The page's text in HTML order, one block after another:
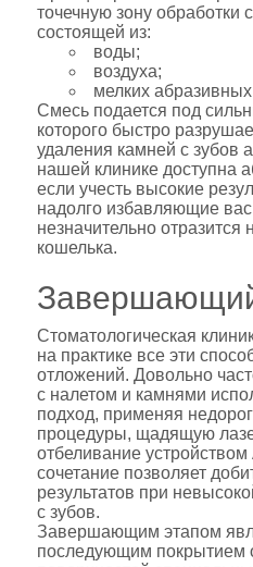
точечную зону обработки
состоящей из:
воды;
воздуха;
мелких абразивных
Смесь подается под
которого быстро
удаления камней с зубов
нашей клинике доступна
если учесть высокие
надолго избавляющие
незначительно отразится
кошелька.
Стоматологическая
на практике все эти
отложений. Довольно
с налетом и камнями
подход, применяя
процедуры, щадящую
отбеливание
сочетание позволяет
результатов при
с зубов.
Завершающим этапом
последующим покрытием